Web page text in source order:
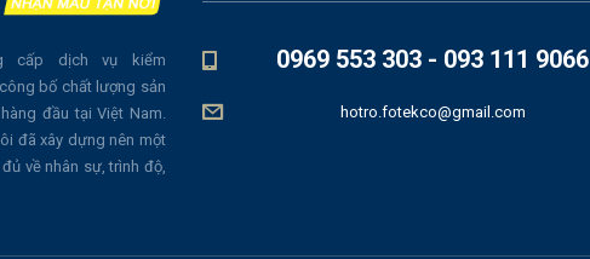
cấp dịch vụ kiểm
bố chất lượng sản
đầu tại Việt Nam.
đã xây dựng nên một
về nhân sự, trình độ,
0969 553 303 - 093 111 9066
hotro.fotekco@gmail.com